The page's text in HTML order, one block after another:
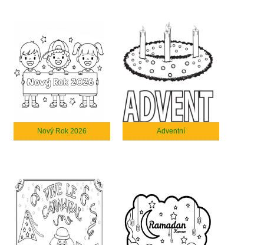
Nový Rok 2026 Adventní